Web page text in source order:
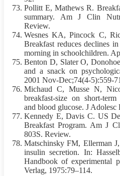
Pollitt E, Mathews R.
summary. Am J Clin
Review.
Wesnes KA, Pincock C,
Breakfast reduces declines
morning in schoolchildren.
Benton D, Slater O,
and a snack on
2001 Nov-Dec;74(4-5):559-
Michaud C, Musse N,
breakfast-size on short-
and blood glucose. J
Kennedy E, Davis C. US
Breakfast Program. Am J
803S. Review.
Matschinsky FM, Ellerman
insulin secretion. In:
Handbook of experimental
Verlag, 1975:79–114.